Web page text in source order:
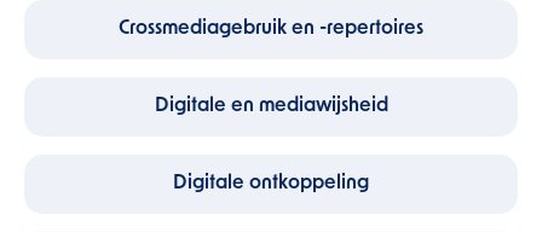
Crossmediagebruik en -repertoires
Digitale en mediawijsheid
Digitale ontkoppeling